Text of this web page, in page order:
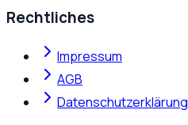
Rechtliches
Impressum
AGB
Datenschutzerklärung